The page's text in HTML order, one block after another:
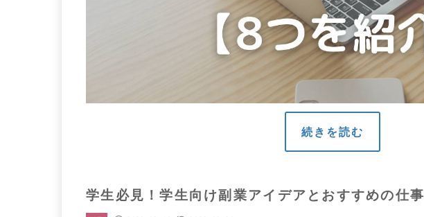
続きを読む
学生必見！学生向け副業アイデアとおすすめの仕事